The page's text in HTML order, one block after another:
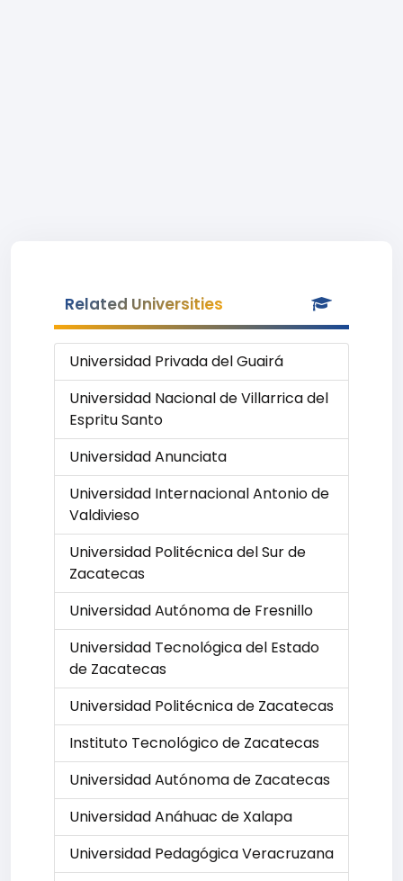
Related Universities
Universidad Privada del Guairá
Universidad Nacional de Villarrica del
Espritu Santo
Universidad Anunciata
Universidad Internacional Antonio de
Valdivieso
Universidad Politécnica del Sur de
Zacatecas
Universidad Autónoma de Fresnillo
Universidad Tecnológica del Estado
de Zacatecas
Universidad Politécnica de Zacatecas
Instituto Tecnológico de Zacatecas
Universidad Autónoma de Zacatecas
Universidad Anáhuac de Xalapa
Universidad Pedagógica Veracruzana